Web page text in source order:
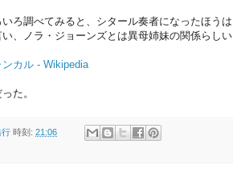
ろ調べてみると、シタール奏者になったほう
、ノラ・ジョーンズとは異母姉妹の関係らしい
カル - Wikipedia
た。
行 時刻: 21:06